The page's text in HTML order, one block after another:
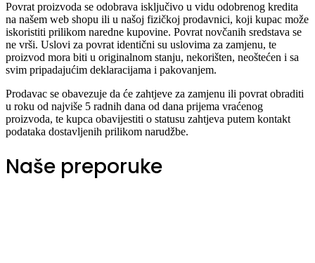
Povrat proizvoda se odobrava isključivo u vidu odobrenog kredita
na našem web shopu ili u našoj fizičkoj prodavnici, koji kupac može
iskoristiti prilikom naredne kupovine. Povrat novčanih sredstava se
ne vrši. Uslovi za povrat identični su uslovima za zamjenu, te
proizvod mora biti u originalnom stanju, nekorišten, neoštećen i sa
svim pripadajućim deklaracijama i pakovanjem.
Prodavac se obavezuje da će zahtjeve za zamjenu ili povrat obraditi
u roku od najviše 5 radnih dana od dana prijema vraćenog
proizvoda, te kupca obavijestiti o statusu zahtjeva putem kontakt
podataka dostavljenih prilikom narudžbe.
Naše preporuke